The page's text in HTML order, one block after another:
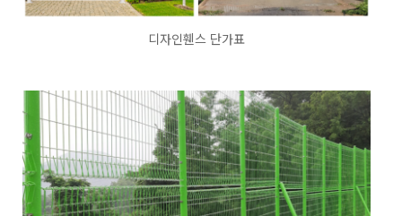
디자인휀스 단가표